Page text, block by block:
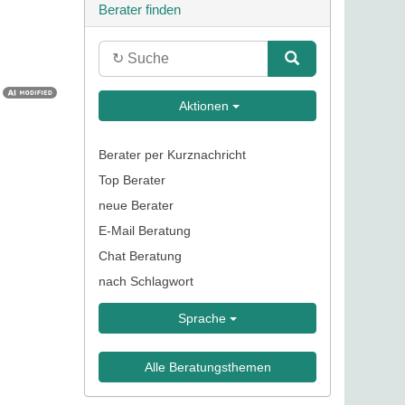
Berater finden
Aktionen
Berater per Kurznachricht
Top Berater
neue Berater
E-Mail Beratung
Chat Beratung
nach Schlagwort
Sprache
Alle Beratungsthemen